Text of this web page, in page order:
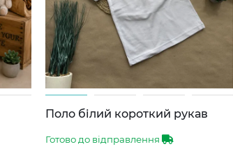
Поло білий короткий рукав
Готово до відправлення